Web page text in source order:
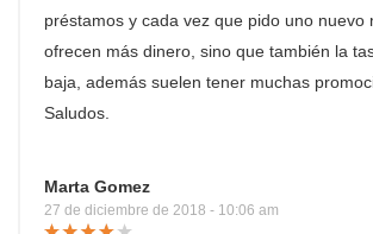
préstamos y cada vez que pido uno nuevo
ofrecen más dinero, sino que también la
baja, además suelen tener muchas
Saludos.
Marta Gomez
27 de diciembre de 2018 - 10:06 am